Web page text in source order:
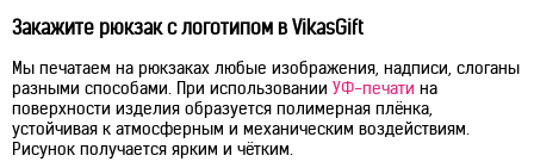
Закажите рюкзак с логотипом в VikasGift
Мы печатаем на рюкзаках любые изображения, надписи, слоганы
разными способами. При использовании УФ-печати на
поверхности изделия образуется полимерная плёнка,
устойчивая к атмосферным и механическим воздействиям.
Рисунок получается ярким и чётким.